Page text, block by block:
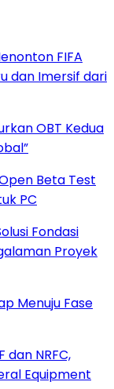
FIFA
dan Imersif dari
OBT Kedua
Beta Test
PC
Fondasi
Proyek
Menuju Fase
dan NRFC,
Equipment